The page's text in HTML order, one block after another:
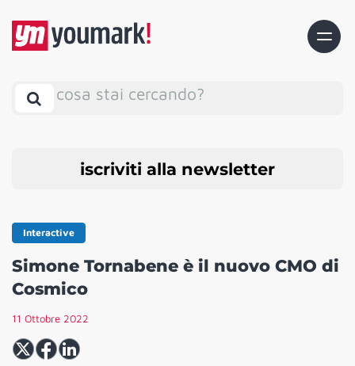
cosa stai cercando?
iscriviti alla newsletter
Interactive
Simone Tornabene è il nuovo CMO di
Cosmico
11 Ottobre 2022